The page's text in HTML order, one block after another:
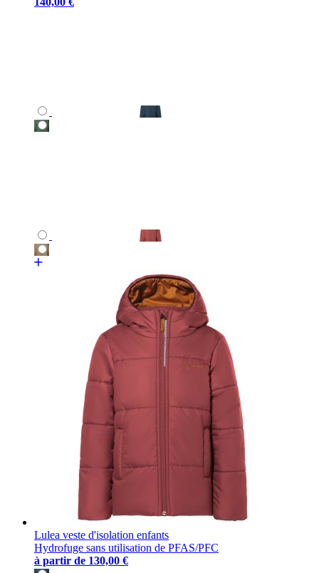
Lulea veste d'isolation enfants
Hydrofuge sans utilisation de PFAS/PFC
à partir de 130,00 €